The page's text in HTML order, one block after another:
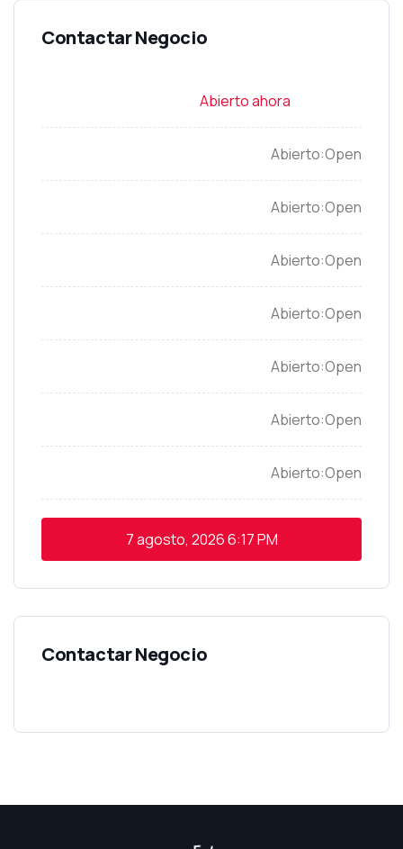
Open
Open
Open
Open
Open
Open
Open
7 agosto, 20266:17 PM